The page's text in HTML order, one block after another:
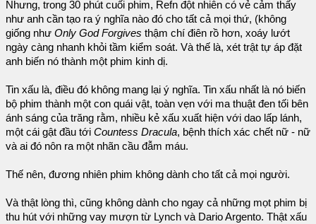
Nhưng, trong 30 phút cuối phim, Refn đột nhiên có vẻ cảm thấy
như anh cần tạo ra ý nghĩa nào đó cho tất cả mọi thứ, (không
giống như Only God Forgives thậm chí điên rồ hơn, xoáy lướt
ngày càng nhanh khỏi tầm kiểm soát. Và thế là, xét trật tự áp đặt
anh biến nó thành một phim kinh dị.
Tin xấu là, điều đó không mang lại ý nghĩa. Tin xấu nhất là nó biến
bộ phim thành một con quái vật, toàn vẹn với ma thuật đen tối bên
ánh sáng của trăng rằm, nhiều kẻ xấu xuất hiện với dao lấp lánh,
một cái gật đầu tới Countess Dracula, bệnh thích xác chết nữ - nữ
và ai đó nôn ra một nhãn cầu đẫm máu.
Thế nên, đương nhiên phim không dành cho tất cả mọi người.
Và thật lòng thì, cũng không dành cho ngay cả những mọt phim bị
thu hút với những vay mượn từ Lynch và Dario Argento. Thật xấu